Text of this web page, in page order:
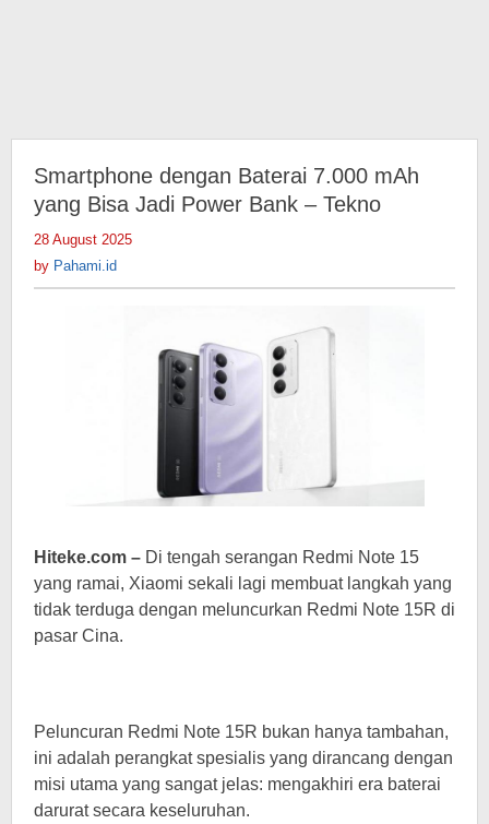
Smartphone dengan Baterai 7.000 mAh
yang Bisa Jadi Power Bank – Tekno
28 August 2025
by Pahami.id
Hiteke.com – Di tengah serangan Redmi Note 15
yang ramai, Xiaomi sekali lagi membuat langkah yang
tidak terduga dengan meluncurkan Redmi Note 15R di
pasar Cina.
Peluncuran Redmi Note 15R bukan hanya tambahan,
ini adalah perangkat spesialis yang dirancang dengan
misi utama yang sangat jelas: mengakhiri era baterai
darurat secara keseluruhan.